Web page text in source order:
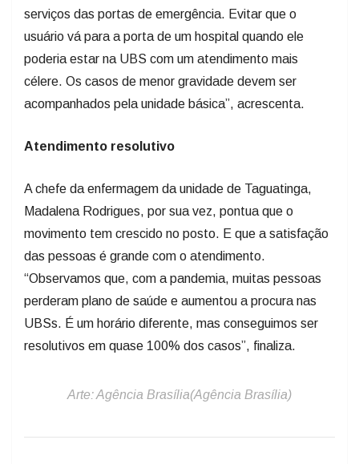
serviços das portas de emergência. Evitar que o
usuário vá para a porta de um hospital quando ele
poderia estar na UBS com um atendimento mais
célere. Os casos de menor gravidade devem ser
acompanhados pela unidade básica”, acrescenta.
Atendimento resolutivo
A chefe da enfermagem da unidade de Taguatinga,
Madalena Rodrigues, por sua vez, pontua que o
movimento tem crescido no posto. E que a satisfação
das pessoas é grande com o atendimento.
“Observamos que, com a pandemia, muitas pessoas
perderam plano de saúde e aumentou a procura nas
UBSs. É um horário diferente, mas conseguimos ser
resolutivos em quase 100% dos casos”, finaliza.
Arte: Agência Brasília(Agência Brasília)